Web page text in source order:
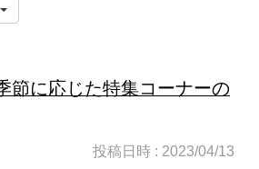
節に応じた特集コーナーの
投稿日時 : 2023/04/13